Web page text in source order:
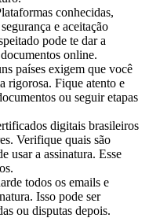
conhecidas,
e aceitação
pode te dar a
online.
países exigem que você
rigorosa. Fique atento e
ou seguir etapas
digitais brasileiros
Verifique quais são
usar a assinatura. Esse
todos os emails e
Isso pode ser
ou disputas depois.